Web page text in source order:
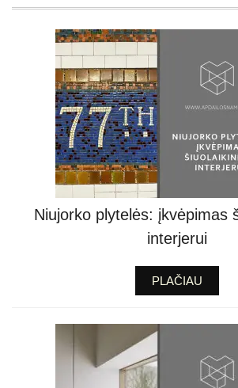
Niujorko plytelės: įkvėpimas
interjerui
PLAČIAU